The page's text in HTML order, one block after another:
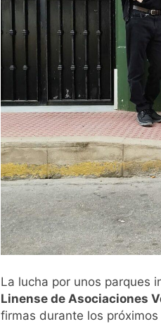
La lucha por unos parques
Linense de Asociaciones
firmas durante los